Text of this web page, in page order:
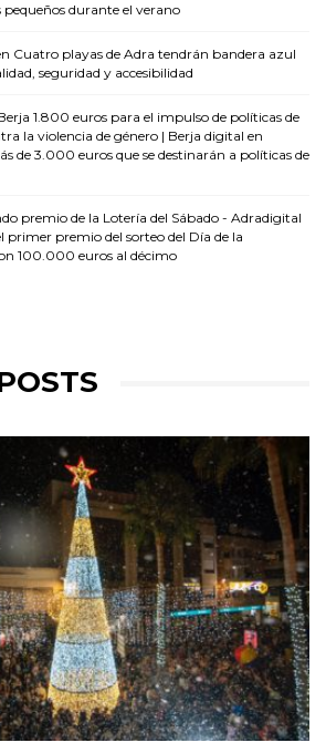
durante el verano
Cuatro playas de Adra tendrán bandera azul
seguridad y accesibilidad
1.800 euros para el impulso de políticas de
la violencia de género | Berja digital en
de 3.000 euros que se destinarán a políticas de
premio de la Lotería del Sábado - Adradigital
primer premio del sorteo del Día de la
100.000 euros al décimo